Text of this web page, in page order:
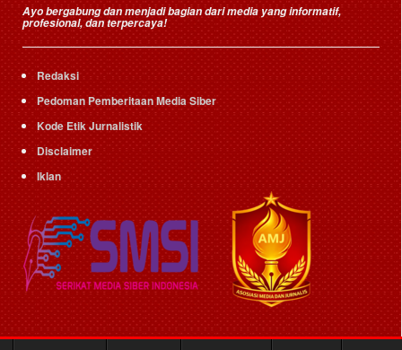
Ayo bergabung dan menjadi bagian dari media yang informatif,
profesional, dan terpercaya!
Redaksi
Pedoman Pemberitaan Media Siber
Kode Etik Jurnalistik
Disclaimer
Iklan